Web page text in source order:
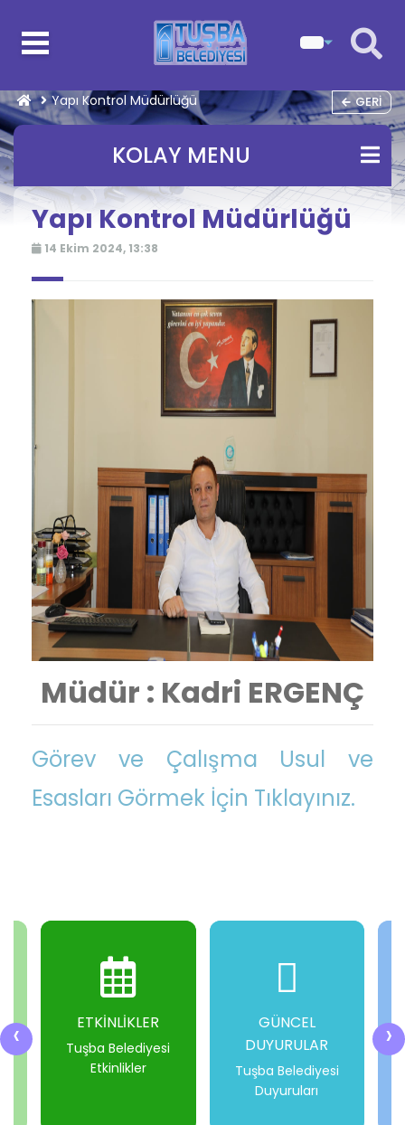
Yapı Kontrol Müdürlüğü GERI
KOLAY MENU
Yapı Kontrol Müdürlüğü
14 Ekim 2024, 13:38
Müdür : Kadri ERGENÇ
Görev ve Çalışma Usul ve
Esasları Görmek İçin Tıklayınız.
‹ ›
ETKİNLİKLER
Tuşba Belediyesi
Etkinlikler
GÜNCEL
DUYURULAR
Tuşba Belediyesi
Duyuruları
-